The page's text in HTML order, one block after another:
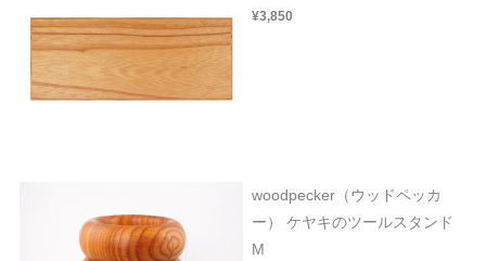
¥3,850
woodpecker（ウッドペッカ
ー） ケヤキのツールスタンド
M